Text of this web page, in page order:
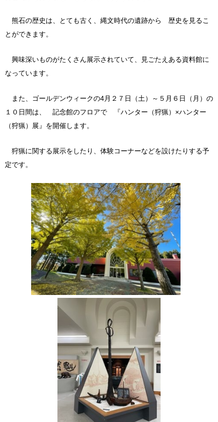
熊石の歴史は、とても古く、縄文時代の遺跡から 歴史を見るこ
とができます。
興味深いものがたくさん展示されていて、見ごたえある資料館に
なっています。
また、ゴールデンウィークの4月２７日（土）～５月６日（月）の
１０日間は、 記念館のフロアで 『ハンター（狩猟）×ハンター
（狩猟）展』を開催します。
狩猟に関する展示をしたり、体験コーナーなどを設けたりする予
定です。